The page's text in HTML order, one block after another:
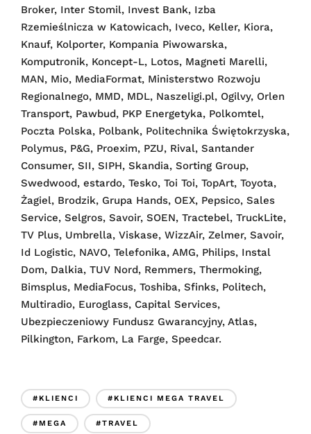
Broker, Inter Stomil, Invest Bank, Izba
Rzemieślnicza w Katowicach, Iveco, Keller, Kiora,
Knauf, Kolporter, Kompania Piwowarska,
Komputronik, Koncept-L, Lotos, Magneti Marelli,
MAN, Mio, MediaFormat, Ministerstwo Rozwoju
Regionalnego, MMD, MDL, Naszeligi.pl, Ogilvy, Orlen
Transport, Pawbud, PKP Energetyka, Polkomtel,
Poczta Polska, Polbank, Politechnika Świętokrzyska,
Polymus, P&G, Proexim, PZU, Rival, Santander
Consumer, SII, SIPH, Skandia, Sorting Group,
Swedwood, estardo, Tesko, Toi Toi, TopArt, Toyota,
Żagiel, Brodzik, Grupa Hands, OEX, Pepsico, Sales
Service, Selgros, Savoir, SOEN, Tractebel, TruckLite,
TV Plus, Umbrella, Viskase, WizzAir, Zelmer, Savoir,
Id Logistic, NAVO, Telefonika, AMG, Philips, Instal
Dom, Dalkia, TUV Nord, Remmers, Thermoking,
Bimsplus, MediaFocus, Toshiba, Sfinks, Politech,
Multiradio, Euroglass, Capital Services,
Ubezpieczeniowy Fundusz Gwarancyjny, Atlas,
Pilkington, Farkom, La Farge, Speedcar.
#KLIENCI #KLIENCI MEGA TRAVEL
#MEGA #TRAVEL